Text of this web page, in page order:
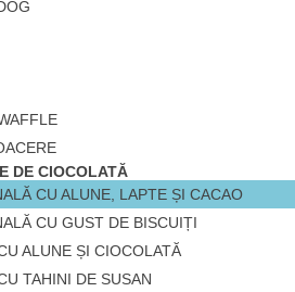
DE CIOCOLATĂ
CU ALUNE, LAPTE ȘI CACAO
CU GUST DE BISCUIȚI
ALUNE ȘI CIOCOLATĂ
TAHINI DE SUSAN